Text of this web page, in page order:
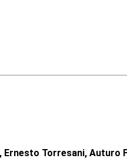
Ernesto Torresani, Auturo